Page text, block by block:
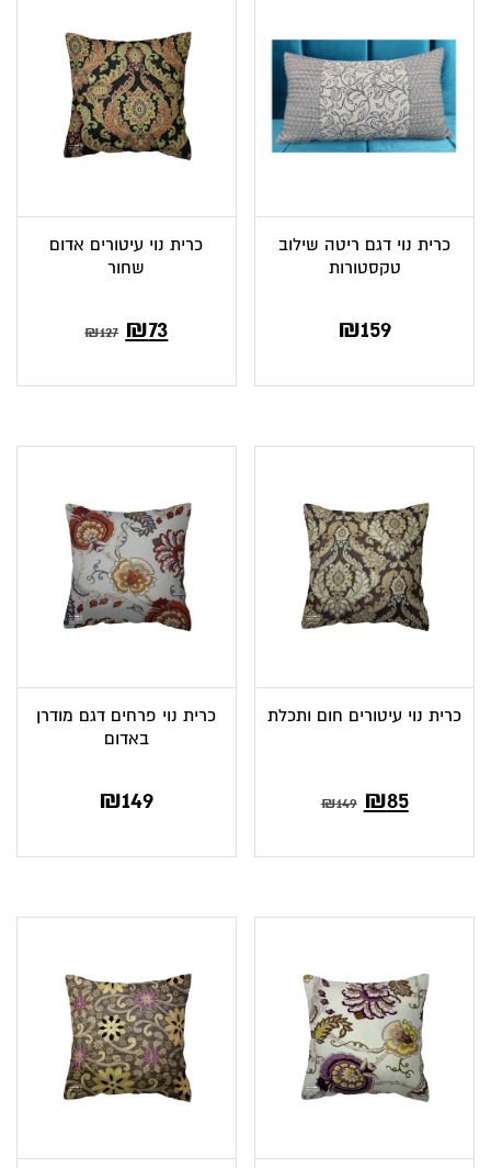
כרית נוי דגם ריטה שילוב
טקסטורות
₪159
כרית נוי עיטורים אדום
שחור
₪127 ₪73
כרית נוי עיטורים חום ותכלת
₪149 המחיר
₪149.
₪85המחיר
₪85.
כרית נוי פרחים דגם מודרן
באדום
₪149